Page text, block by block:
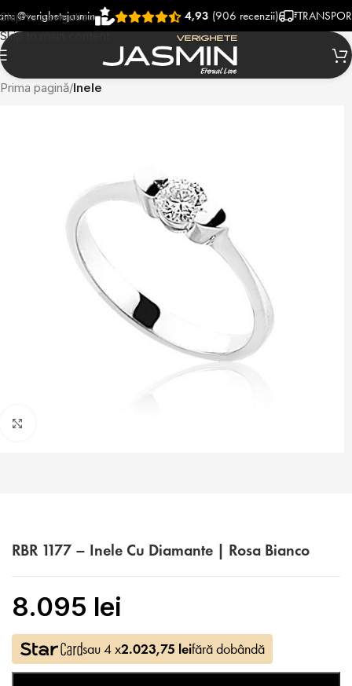
Skip to navigation
Skip to main content
4,93(906 recenzii) TRANSPORT
Prima pagină Inele
RBR 1177 – Inele Cu Diamante | Rosa Bianco
8.095 lei
sau 4 x2.023,75 leifără dobândă